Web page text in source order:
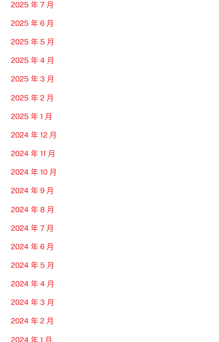
2025 年 7 月
2025 年 6 月
2025 年 5 月
2025 年 4 月
2025 年 3 月
2025 年 2 月
2025 年 1 月
2024 年 12 月
2024 年 11 月
2024 年 10 月
2024 年 9 月
2024 年 8 月
2024 年 7 月
2024 年 6 月
2024 年 5 月
2024 年 4 月
2024 年 3 月
2024 年 2 月
2024 年 1 月